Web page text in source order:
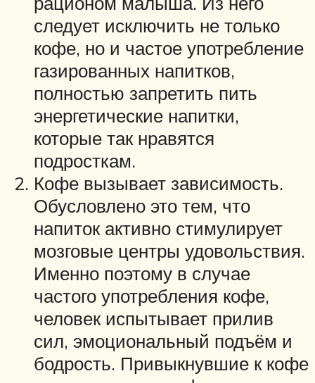
следует исключить не только
кофе, но и частое употребление
газированных напитков,
полностью запретить пить
энергетические напитки,
которые так нравятся
подросткам.
Кофе вызывает зависимость.
Обусловлено это тем, что
напиток активно стимулирует
мозговые центры удовольствия.
Именно поэтому в случае
частого употребления кофе,
человек испытывает прилив
сил, эмоциональный подъём и
бодрость. Привыкнувшие к кофе